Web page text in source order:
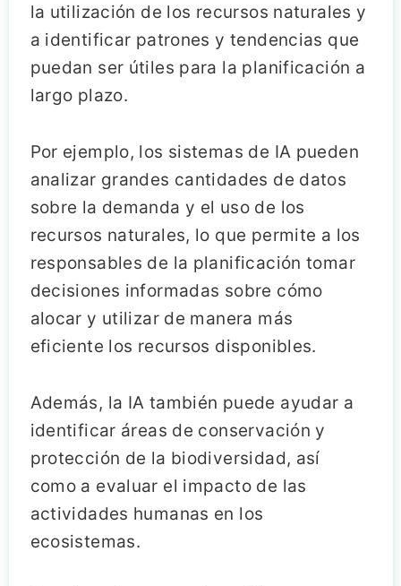
la utilización de los recursos naturales y
a identificar patrones y tendencias que
puedan ser útiles para la planificación a
largo plazo.
Por ejemplo, los sistemas de IA pueden
analizar grandes cantidades de datos
sobre la demanda y el uso de los
recursos naturales, lo que permite a los
responsables de la planificación tomar
decisiones informadas sobre cómo
alocar y utilizar de manera más
eficiente los recursos disponibles.
Además, la IA también puede ayudar a
identificar áreas de conservación y
protección de la biodiversidad, así
como a evaluar el impacto de las
actividades humanas en los
ecosistemas.